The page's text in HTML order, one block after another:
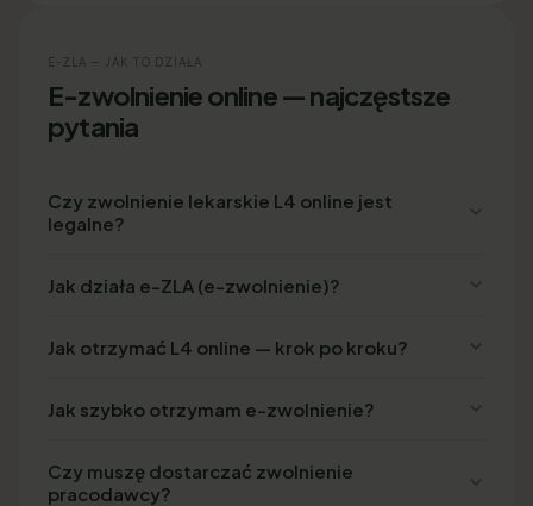
E-ZLA — JAK TO DZIAŁA
E-zwolnienie online — najczęstsze
pytania
Czy zwolnienie lekarskie L4 online jest
legalne?
Jak działa e-ZLA (e-zwolnienie)?
Jak otrzymać L4 online — krok po kroku?
Jak szybko otrzymam e-zwolnienie?
Czy muszę dostarczać zwolnienie
pracodawcy?